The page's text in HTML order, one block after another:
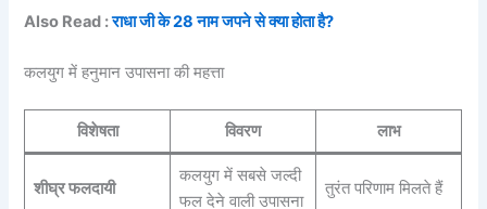
Also Read :राधा जी के 28 नाम जपने से क्या होता है?
कलयुग में हनुमान उपासना की महत्ता
विशेषता विवरण लाभ
शीघ्र फलदायी
कलयुग में सबसे जल्दी
फल देने वाली उपासना
तुरंत परिणाम मिलते हैं